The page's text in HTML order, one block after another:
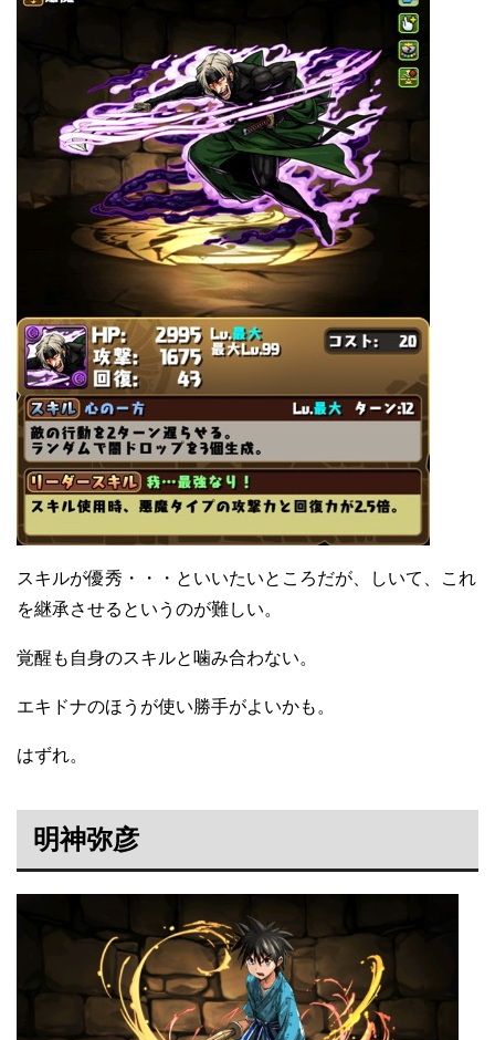
スキルが優秀・・・といいたいところだが、しいて、これ
を継承させるというのが難しい。
覚醒も自身のスキルと噛み合わない。
エキドナのほうが使い勝手がよいかも。
はずれ。
明神弥彦